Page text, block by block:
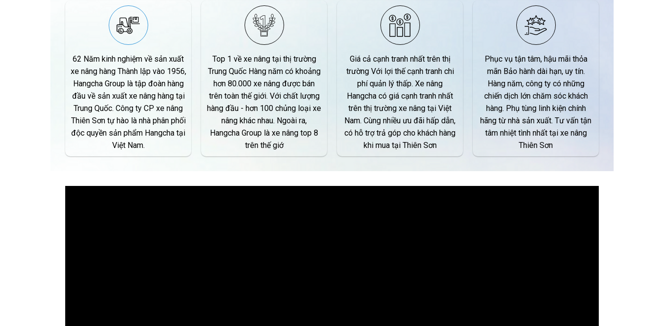
62 Năm kinh nghiệm về sản xuất
xe nâng hàng Thành lập vào 1956,
Hangcha Group là tập đoàn hàng
đầu về sản xuất xe nâng hàng tại
Trung Quốc. Công ty CP xe nâng
Thiên Sơn tự hào là nhà phân phối
độc quyền sản phẩm Hangcha tại
Việt Nam.
Top 1 về xe nâng tại thị trường
Trung Quốc Hàng năm có khoảng
hơn 80.000 xe nâng được bán
trên toàn thế giới. Với chất lượng
hàng đầu - hơn 100 chủng loại xe
nâng khác nhau. Ngoài ra,
Hangcha Group là xe nâng top 8
trên thế giớ
Giá cả cạnh tranh nhất trên thị
trường Với lợi thế cạnh tranh chi
phí quản lý thấp. Xe nâng
Hangcha có giá cạnh tranh nhất
trên thị trường xe nâng tại Việt
Nam. Cùng nhiều ưu đãi hấp dẫn,
có hỗ trợ trả góp cho khách hàng
khi mua tại Thiên Sơn
Phục vụ tận tâm, hậu mãi thỏa
mãn Bảo hành dài hạn, uy tín.
Hàng năm, công ty có những
chiến dịch lớn chăm sóc khách
hàng. Phụ tùng linh kiện chính
hãng từ nhà sản xuất. Tư vấn tận
tâm nhiệt tình nhất tại xe nâng
Thiên Sơn